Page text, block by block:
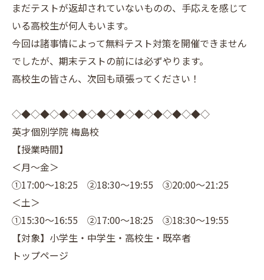
まだテストが返却されていないものの、手応えを感じて
いる高校生が何人もいます。
今回は諸事情によって無料テスト対策を開催できません
でしたが、期末テストの前には必ずやります。
高校生の皆さん、次回も頑張ってください！
◇◆◇◆◇◆◇◆◇◆◇◆◇◆◇◆◇◆◇◆◇
英才個別学院 梅島校
【授業時間】
＜月～金＞
①17:00～18:25 ②18:30～19:55 ③20:00～21:25
＜土＞
①15:30～16:55 ②17:00～18:25 ③18:30～19:55
【対象】小学生・中学生・高校生・既卒者
トップページ